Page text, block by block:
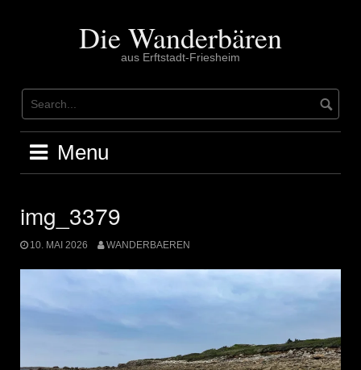
Die Wanderbären
aus Erftstadt-Friesheim
Menu
img_3379
10. MAI 2026 WANDERBAEREN